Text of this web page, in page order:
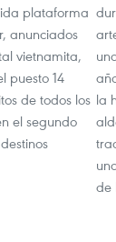
plataforma
anunciados
vietnamita,
puesto 14
de todos los
el segundo
la
de